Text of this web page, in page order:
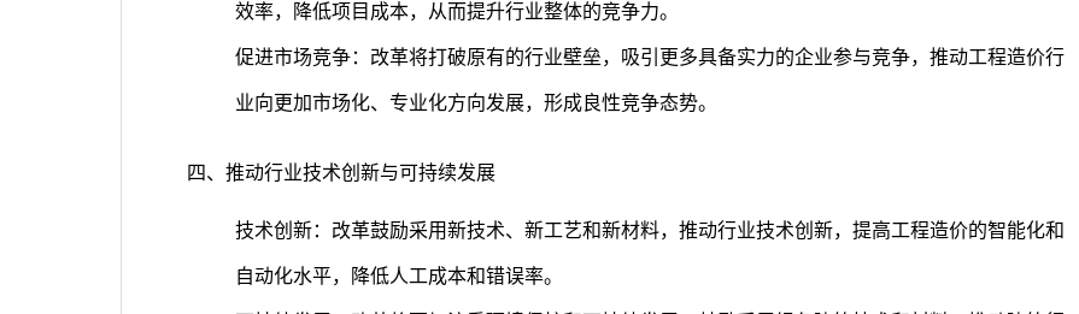
效率，降低项目成本，从而提升行业整体的竞争力。
促进市场竞争：改革将打破原有的行业壁垒，吸引更多具备实力的企业参与竞争，推动工程造价行
业向更加市场化、专业化方向发展，形成良性竞争态势。
四、推动行业技术创新与可持续发展
技术创新：改革鼓励采用新技术、新工艺和新材料，推动行业技术创新，提高工程造价的智能化和
自动化水平，降低人工成本和错误率。